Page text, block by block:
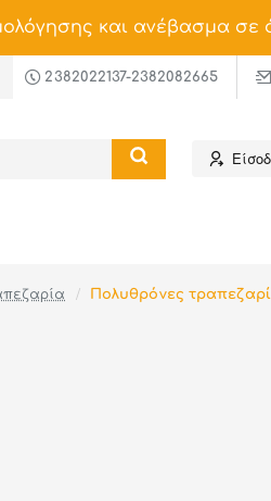
και ανέβασμα σε
2382022137-2382082665
Πολυθρόνες